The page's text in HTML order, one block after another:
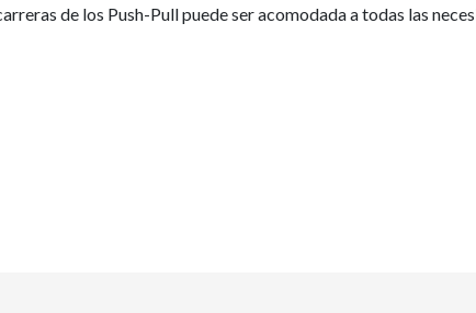
de los Push-Pull puede ser acomodada a todas las